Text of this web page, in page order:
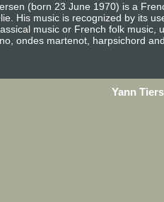
(born 23 June 1970) is a
His music is recognized by its
music or French folk music,
ondes martenot, harpsichord
Yann